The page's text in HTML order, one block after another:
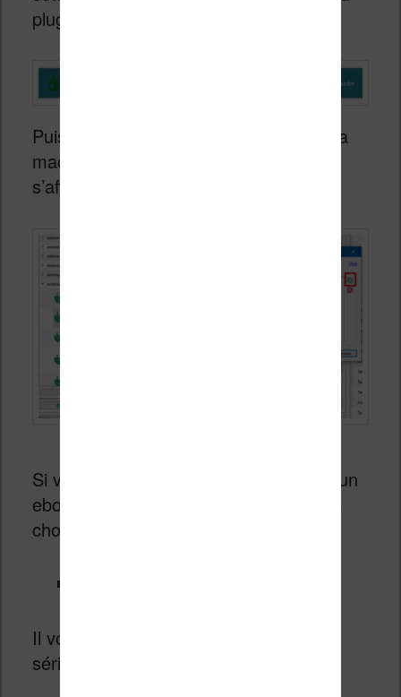
plugin :
Puis on ajoute le numéro de série de sa
machine Kindle dans la fenêtre qui
s’affiche et on a plus qu’à valider :
Si vous voulez supprimer un DRM sur un
ebook Kobo, vous devez faire la même
chose avec le deuxième plugin :
Il vous faudra alors saisir le numéro de
série de votre liseuse Kobo.